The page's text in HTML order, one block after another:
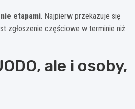
etapami. Najpierw przekazuje się
zgłoszenie częściowe w terminie niż
ale i osoby,